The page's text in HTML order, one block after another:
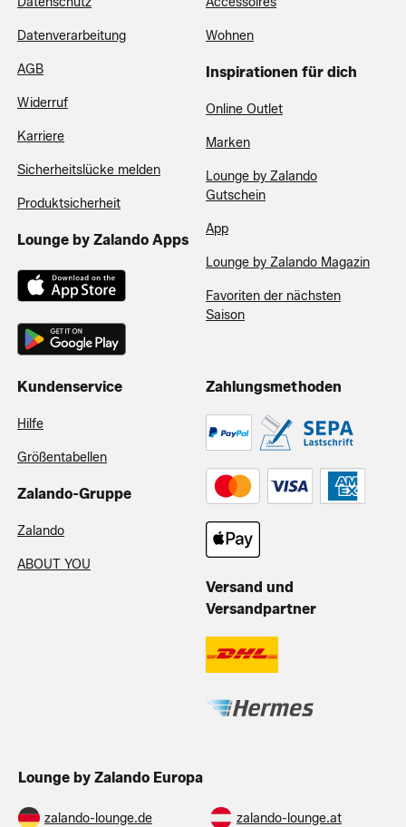
Datenverarbeitung
AGB
Widerruf
Karriere
Sicherheitslücke melden
Produktsicherheit
Lounge by Zalando Apps
Wohnen
Inspirationen für dich
Online Outlet
Marken
Lounge by Zalando
Gutschein
App
Lounge by Zalando Magazin
Favoriten der nächsten
Saison
Kundenservice
Hilfe
Größentabellen
Zalando-Gruppe
Zalando
ABOUT YOU
Zahlungsmethoden
Versand und
Versandpartner
Lounge by Zalando Europa
zalando-lounge.de zalando-lounge.at